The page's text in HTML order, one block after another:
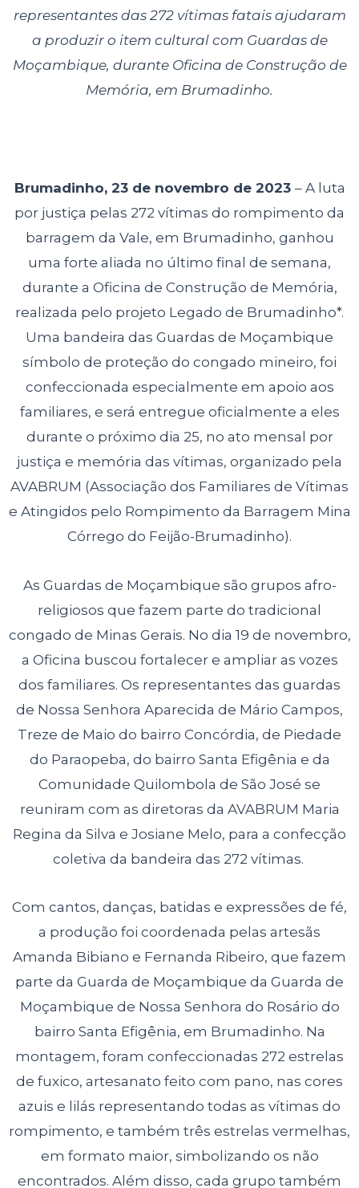
representantes das 272 vítimas fatais ajudaram
a produzir o item cultural com Guardas de
Moçambique, durante Oficina de Construção de
Memória, em Brumadinho.
Brumadinho, 23 de novembro de 2023 – A luta
por justiça pelas 272 vítimas do rompimento da
barragem da Vale, em Brumadinho, ganhou
uma forte aliada no último final de semana,
durante a Oficina de Construção de Memória,
realizada pelo projeto Legado de Brumadinho*.
Uma bandeira das Guardas de Moçambique
símbolo de proteção do congado mineiro, foi
confeccionada especialmente em apoio aos
familiares, e será entregue oficialmente a eles
durante o próximo dia 25, no ato mensal por
justiça e memória das vítimas, organizado pela
AVABRUM (Associação dos Familiares de Vítimas
e Atingidos pelo Rompimento da Barragem Mina
Córrego do Feijão-Brumadinho).
As Guardas de Moçambique são grupos afro-
religiosos que fazem parte do tradicional
congado de Minas Gerais. No dia 19 de novembro,
a Oficina buscou fortalecer e ampliar as vozes
dos familiares. Os representantes das guardas
de Nossa Senhora Aparecida de Mário Campos,
Treze de Maio do bairro Concórdia, de Piedade
do Paraopeba, do bairro Santa Efigênia e da
Comunidade Quilombola de São José se
reuniram com as diretoras da AVABRUM Maria
Regina da Silva e Josiane Melo, para a confecção
coletiva da bandeira das 272 vítimas.
Com cantos, danças, batidas e expressões de fé,
a produção foi coordenada pelas artesãs
Amanda Bibiano e Fernanda Ribeiro, que fazem
parte da Guarda de Moçambique da Guarda de
Moçambique de Nossa Senhora do Rosário do
bairro Santa Efigênia, em Brumadinho. Na
montagem, foram confeccionadas 272 estrelas
de fuxico, artesanato feito com pano, nas cores
azuis e lilás representando todas as vítimas do
rompimento, e também três estrelas vermelhas,
em formato maior, simbolizando os não
encontrados. Além disso, cada grupo também